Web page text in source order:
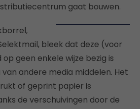
gaat bouwen.
bleek dat deze (voor
geen enkele wijze bezig is
andere media middelen. Het
of geprint papier is
de verschuivingen door de